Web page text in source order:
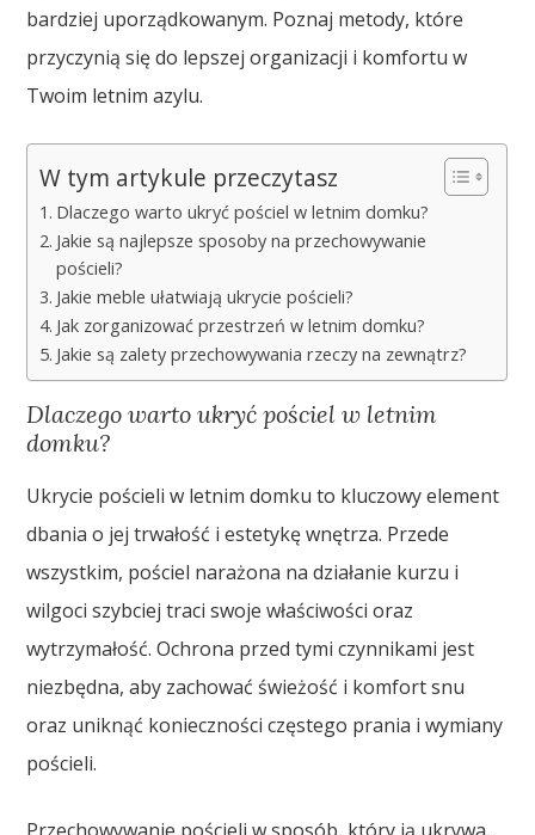
bardziej uporządkowanym. Poznaj metody, które
przyczynią się do lepszej organizacji i komfortu w
Twoim letnim azylu.
W tym artykule przeczytasz
Dlaczego warto ukryć pościel w letnim domku?
Jakie są najlepsze sposoby na przechowywanie
pościeli?
Jakie meble ułatwiają ukrycie pościeli?
Jak zorganizować przestrzeń w letnim domku?
Jakie są zalety przechowywania rzeczy na zewnątrz?
Dlaczego warto ukryć pościel w letnim
domku?
Ukrycie pościeli w letnim domku to kluczowy element
dbania o jej trwałość i estetykę wnętrza. Przede
wszystkim, pościel narażona na działanie kurzu i
wilgoci szybciej traci swoje właściwości oraz
wytrzymałość. Ochrona przed tymi czynnikami jest
niezbędna, aby zachować świeżość i komfort snu
oraz uniknąć konieczności częstego prania i wymiany
pościeli.